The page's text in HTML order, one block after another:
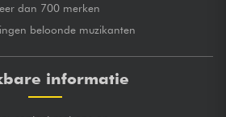
dan 700 merken
beloonde muzikanten
informatie